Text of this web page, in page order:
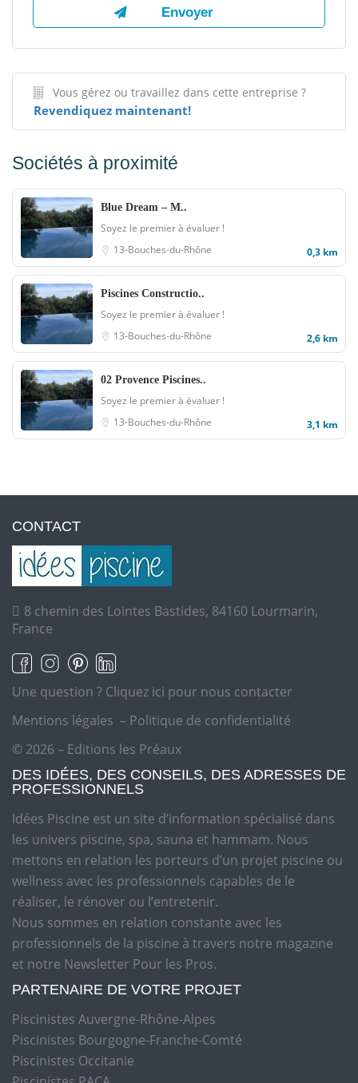
Vous gérez ou travaillez dans cette entreprise ?
Revendiquez maintenant!
Sociétés à proximité
Blue Dream – M..
Soyez le premier à évaluer !
13-Bouches-du-Rhône
0,3 km
Piscines Constructio..
Soyez le premier à évaluer !
13-Bouches-du-Rhône
2,6 km
02 Provence Piscines..
Soyez le premier à évaluer !
13-Bouches-du-Rhône
3,1 km
CONTACT
8 chemin des Lointes Bastides, 84160 Lourmarin,
France
Une question ? Cliquez ici pour nous contacter
Mentions légales – Politique de confidentialité
© 2026 – Editions les Préaux
DES IDÉES, DES CONSEILS, DES ADRESSES DE
PROFESSIONNELS
Idées Piscine est un site d’information spécialisé dans
les univers piscine, spa, sauna et hammam. Nous
mettons en relation les porteurs d’un projet piscine ou
wellness avec les professionnels capables de le
réaliser, le rénover ou l’entretenir.
Nous sommes en relation constante avec les
professionnels de la piscine à travers notre magazine
et notre Newsletter Pour les Pros.
PARTENAIRE DE VOTRE PROJET
Piscinistes Auvergne-Rhône-Alpes
Piscinistes Bourgogne-Franche-Comté
Piscinistes Occitanie